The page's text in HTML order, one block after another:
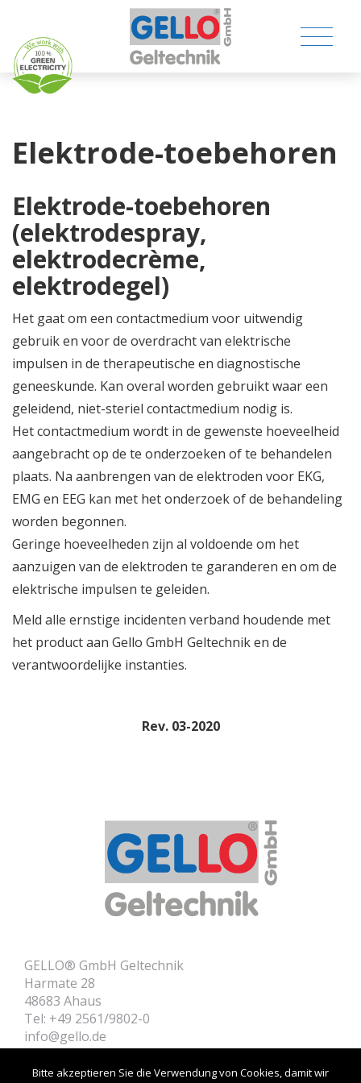
CONSUMER PRODUCTS
TECHNICAL PRODUCTS
COMPANY
CONTACT
Elektrode-toebehoren
Elektrode-toebehoren
(elektrodespray,
elektrodecrème,
elektrodegel)
Het gaat om een contactmedium voor uitwendig
gebruik en voor de overdracht van elektrische
impulsen in de therapeutische en diagnostische
geneeskunde. Kan overal worden gebruikt waar een
geleidend, niet-steriel contactmedium nodig is.
Het contactmedium wordt in de gewenste hoeveelheid
aangebracht op de te onderzoeken of te behandelen
plaats. Na aanbrengen van de elektroden voor EKG,
EMG en EEG kan met het onderzoek of de behandeling
worden begonnen.
Geringe hoeveelheden zijn al voldoende om het
aanzuigen van de elektroden te garanderen en om de
elektrische impulsen te geleiden.
Meld alle ernstige incidenten verband houdende met
het product aan Gello GmbH Geltechnik en de
verantwoordelijke instanties.
Rev. 03-2020
GELLO® GmbH Geltechnik
Harmate 28
48683 Ahaus
Tel: +49 2561/9802-0
info@gello.de
Home
Contact
Bitte akzeptieren Sie die Verwendung von Cookies, damit wir